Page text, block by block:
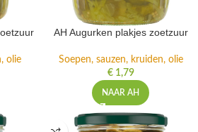
olie
AH Augurken plakjes zoetzuur
Soepen, sauzen, kruiden, olie
€1,79
NAAR AH